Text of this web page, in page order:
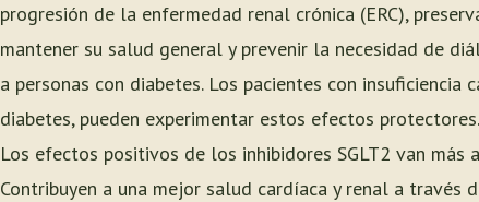
progresión de la enfermedad renal crónica (ERC),
mantener su salud general y prevenir la necesidad de
a personas con diabetes. Los pacientes con
diabetes, pueden experimentar estos efectos
Los efectos positivos de los inhibidores SGLT2 van
Contribuyen a una mejor salud cardíaca y renal a través